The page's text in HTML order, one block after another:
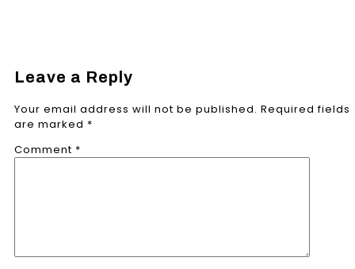
Leave a Reply
Your email address will not be published. Required fields
are marked *
Comment *